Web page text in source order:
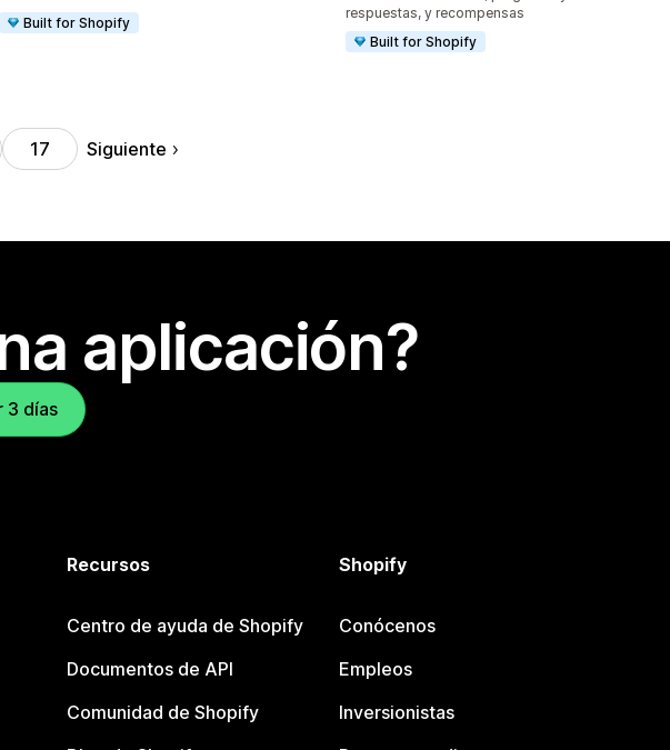
Built for Shopify
respuestas, y recompensas
Built for Shopify
17 Siguiente
aplicación?
3 días
Recursos
Centro de ayuda de Shopify
Documentos de API
Comunidad de Shopify
Shopify
Conócenos
Empleos
Inversionistas